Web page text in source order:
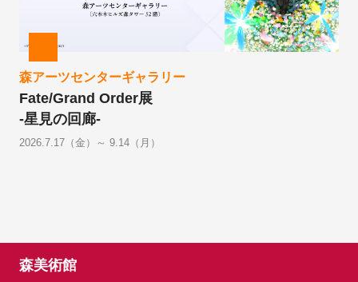
森アーツセンターギャラリー
Fate/Grand Order展
-星見の回廊-
2026.7.17（金）～ 9.14（月）
森美術館